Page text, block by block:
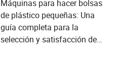
Máquinas para hacer bolsas
de plástico pequeñas: Una
guía completa para la
selección y satisfacción de